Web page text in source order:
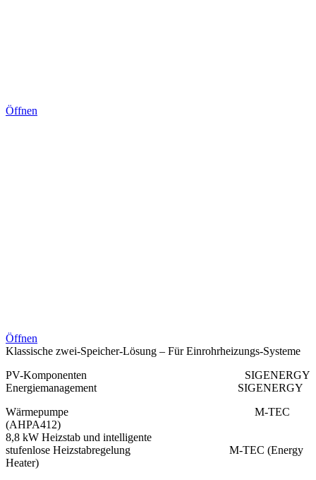
Öffnen
Öffnen
Klassische zwei-Speicher-Lösung – Für Einrohrheizungs-Systeme
PV-Komponenten SIGENERGY
Energiemanagement SIGENERGY
Wärmepumpe M-TEC
(AHPA412)
8,8 kW Heizstab und intelligente
stufenlose Heizstabregelung M-TEC (Energy
Heater)